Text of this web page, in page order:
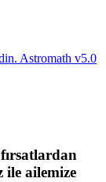
Astromath v5.0
ile ailemize